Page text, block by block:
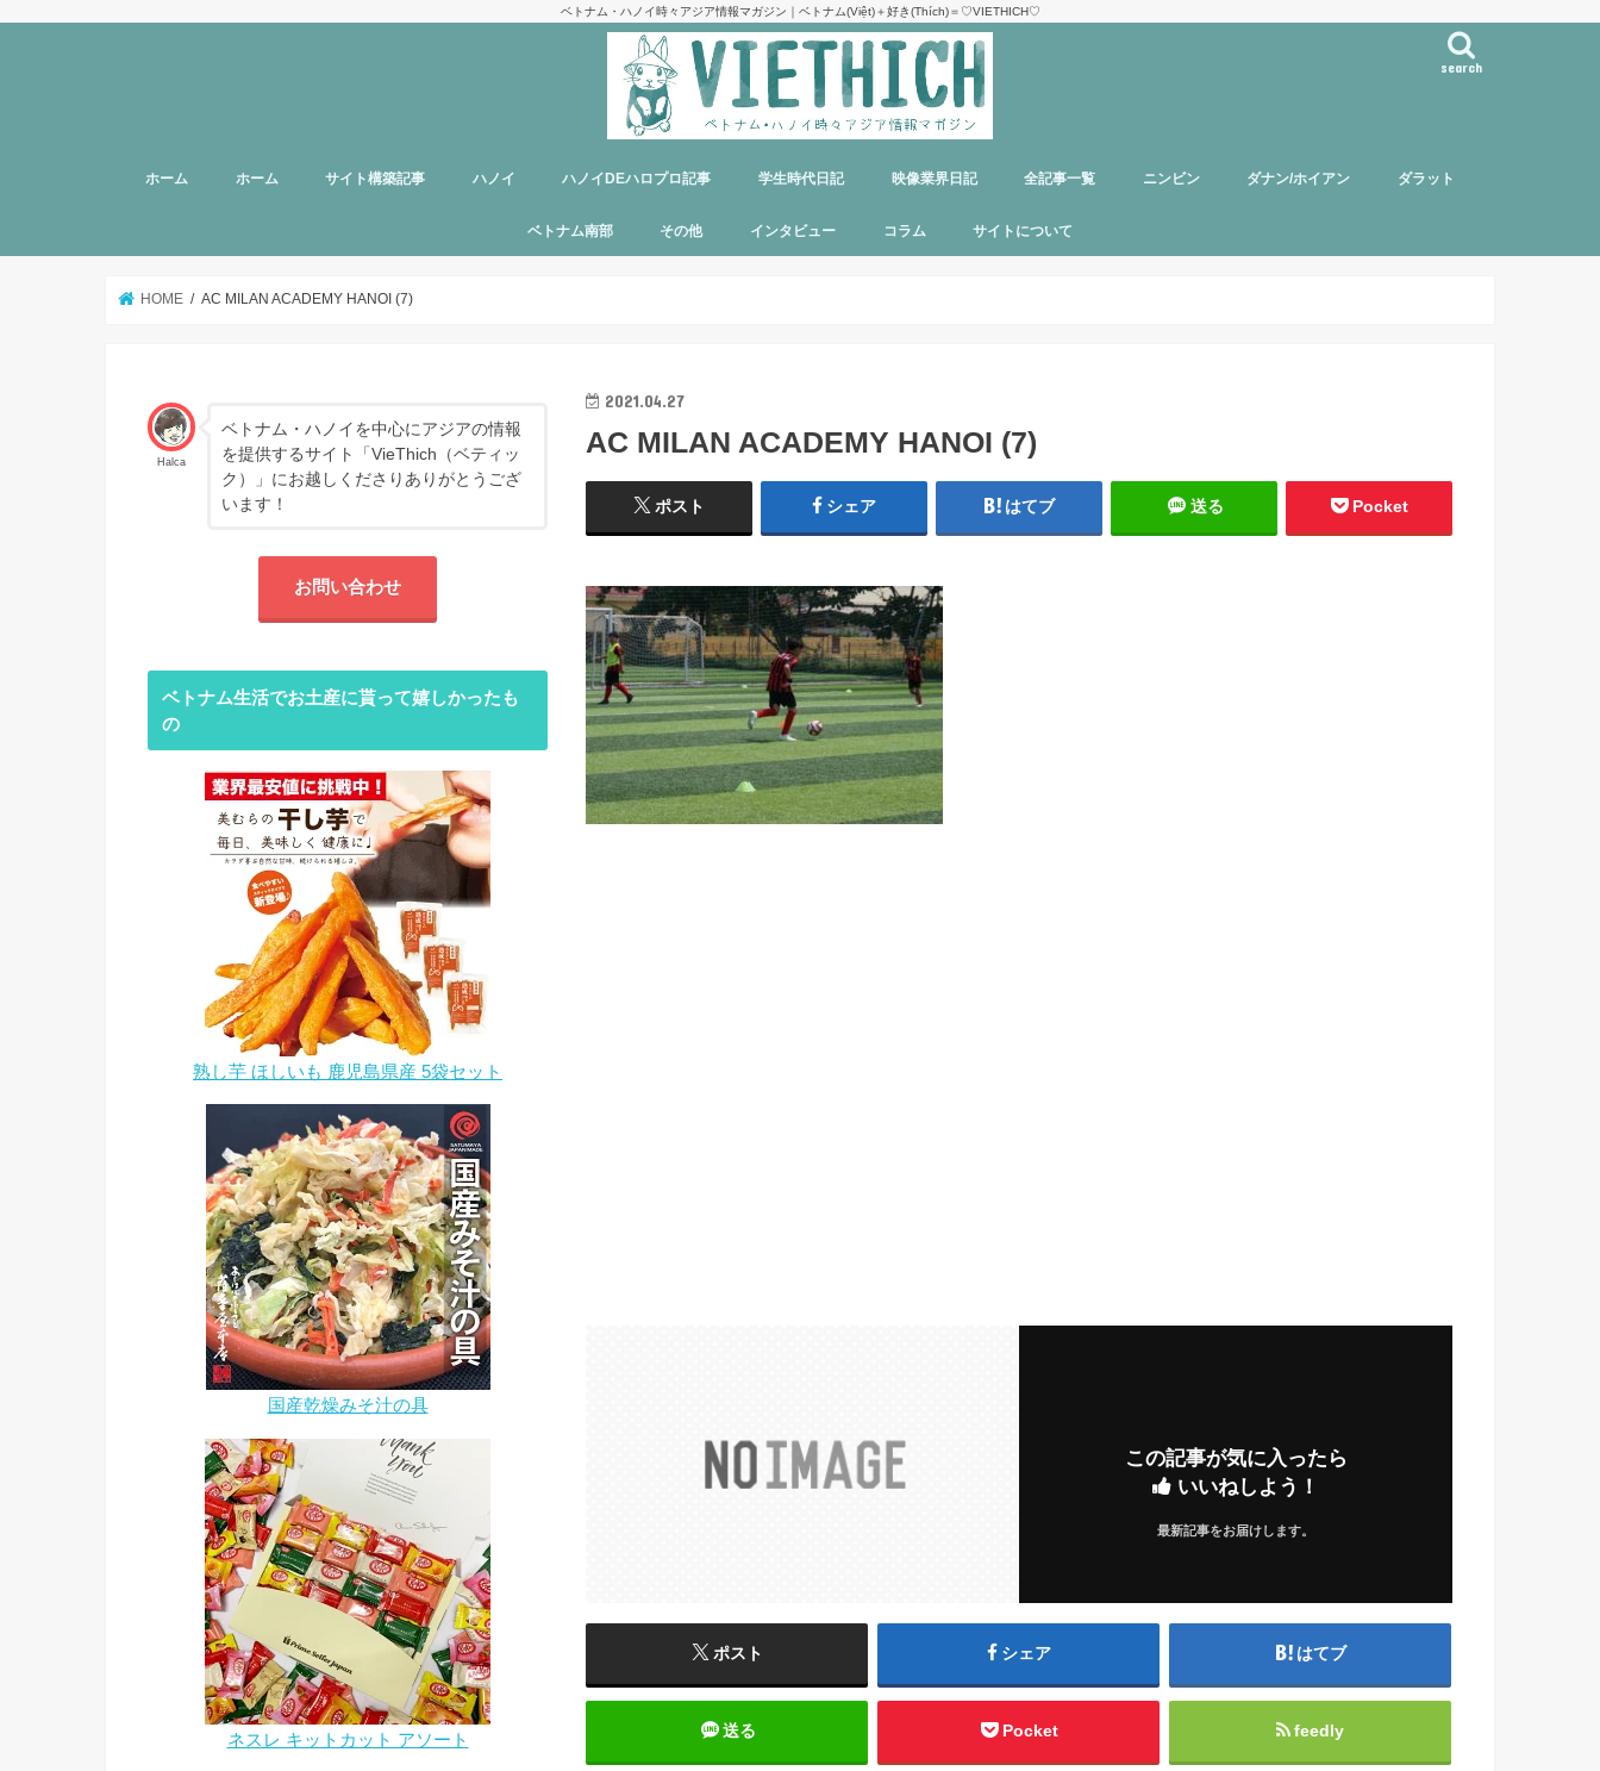
ベトナム・ハノイ時々アジア情報マガジン｜ベトナム(Việt)＋好き(Thích)＝♡VIETHICH♡
search
ホーム ホーム サイト構築記事 ハノイ
旅行者向け ベトナム料理
多国籍料理
ハンバーガー
カフェ
中華料理
日本食
ラーメン
デリバリーサービス
パブ／バー
マッサージ
ヘルスケア
ハノイ近郊観光
アンケート
ハノイDEハロプロ記事 学生時代日記 映像業界日記 全記事一覧 ニンビン ダナン/ホイアン ダラット
ベトナム南部 その他 インタビュー コラム サイトについて
HOME AC MILAN ACADEMY HANOI (7)
2021.04.27
AC MILAN ACADEMY HANOI (7)
ポスト シェア はてブ 送る Pocket
この記事が気に入ったら
いいねしよう！
最新記事をお届けします。
ポスト シェア はてブ
送る Pocket feedly
Halca
ベトナム・ハノイを中心にアジアの情報
を提供するサイト「VieThich（ベティッ
ク）」にお越しくださりありがとうござ
います！
お問い合わせ
ベトナム生活でお土産に貰って嬉しかったも
の
熟し芋 ほしいも 鹿児島県産 5袋セット
国産乾燥みそ汁の具
ネスレ キットカット アソート